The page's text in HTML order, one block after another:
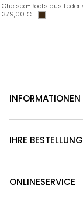
379,00 €
INFORMATIONEN
IHRE BESTELLUNG
ONLINESERVICE